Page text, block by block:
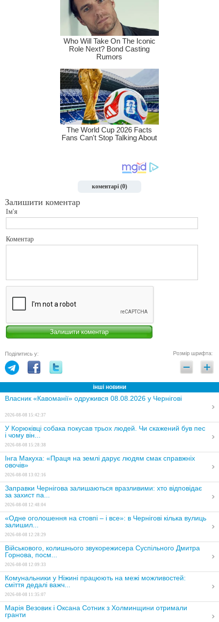
коментарі (0)
Залишити коментар
Ім'я
Коментар
Поділитись у: Розмір шрифта:
інші новини
Власник «Кавоманії» одружився 08.08.2026 у Чернігові
2026-08-08 15:42:37
У Корюківці собака покусав трьох людей. Чи скажений був пес
і чому він...
2026-08-08 15:28:38
Інга Макуха: «Праця на землі дарує людям смак справжніх
овочів»
2026-08-08 13:02:16
Заправки Чернігова залишаються вразливими: хто відповідає
за захист па...
2026-08-08 12:48:04
«Одне оголошення на стовпі – і все»: в Чернігові кілька вулиць
залишил...
2026-08-08 12:28:29
Військового, колишнього звукорежисера Суспільного Дмитра
Горнова, посм...
2026-08-08 12:09:33
Комунальники у Ніжині працюють на межі можливостей:
сміття дедалі важч...
2026-08-08 11:35:07
Марія Везовик і Оксана Сотник з Холминщини отримали
гранти